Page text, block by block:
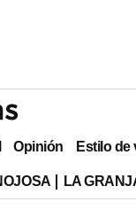
Opinión Estilo de
LA